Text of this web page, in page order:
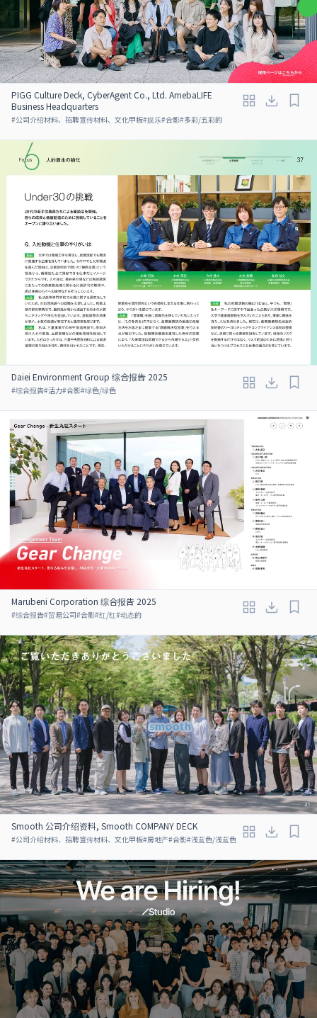
PIGG Culture Deck, CyberAgent Co., Ltd. AmebaLIFE
Business Headquarters
#公司介绍材料、招聘宣传材料、文化甲板#娱乐#合影#多彩/五彩的
Daiei Environment Group 综合报告 2025
#综合报告#活力#合影#绿色/绿色
Marubeni Corporation 综合报告 2025
#综合报告#贸易公司#合影#红/红#动态的
Smooth 公司介绍资料, Smooth COMPANY DECK
#公司介绍材料、招聘宣传材料、文化甲板#房地产#合影#浅蓝色/浅蓝色